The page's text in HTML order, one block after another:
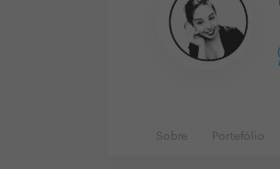
Sobre Portefólio